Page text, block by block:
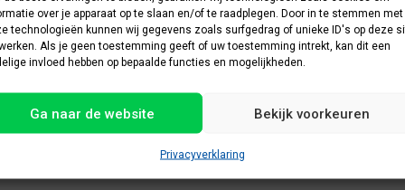
over je apparaat op te slaan en/of te raadplegen. Door in te stemmen met
technologieën kunnen wij gegevens zoals surfgedrag of unieke ID's op deze
Als je geen toestemming geeft of uw toestemming intrekt, kan dit een
invloed hebben op bepaalde functies en mogelijkheden.
Ga naar de website Bekijk voorkeuren
Privacyverklaring